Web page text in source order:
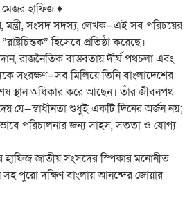
মেজর হাফিজ ♦️
মন্ত্রী, সংসদ সদস্য, লেখক—এই সব পরিচয়ের
হিসেবে প্রতিষ্ঠা করেছে।
রাজনৈতিক বাস্তবতায় দীর্ঘ পথচলা এবং
সংরক্ষণ—সব মিলিয়ে তিনি বাংলাদেশের
স্থান অধিকার করে আছেন। তাঁর জীবনপথ
যে—স্বাধীনতা শুধুই একটি দিনের অর্জন নয়;
পরিচালনার জন্য সাহস, সততা ও যোগ্য
হাফিজ জাতীয় সংসদের স্পিকার মনোনীত
পুরো দক্ষিণ বাংলায় আনন্দের জোয়ার